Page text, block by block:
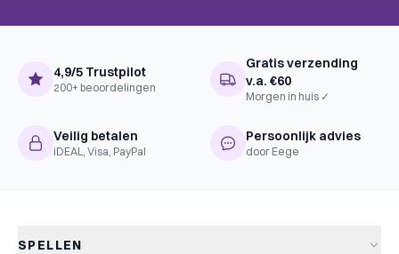
4,9/5 Trustpilot
200+ beoordelingen
Gratis verzending
v.a. €60
Morgen in huis ✓
Veilig betalen
iDEAL, Visa, PayPal
Persoonlijk advies
door Eege
SPELLEN